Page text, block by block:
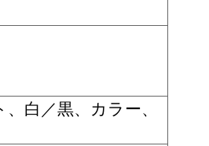
、白／黒、カラー、